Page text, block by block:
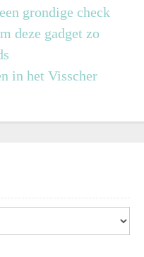
grondige check
deze gadget zo
in het Visscher